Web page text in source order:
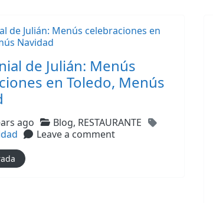
de Julián: Menús
en Toledo, Menús
ago Categories
Blog, RESTAURANTE
Leave a comment